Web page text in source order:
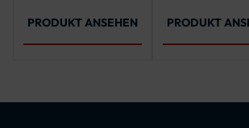
PRODUKT ANSEHEN
PRODUKT